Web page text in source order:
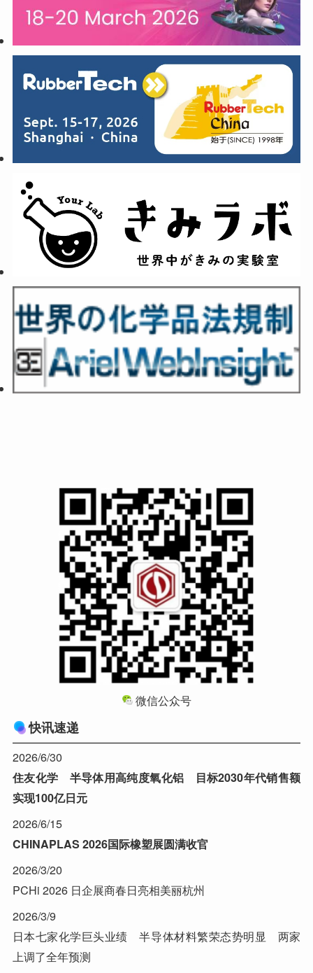
微信公众号
快讯速递
2026/6/30
住友化学 半导体用高纯度氧化铝 目标2030年代销售额
实现100亿日元
2026/6/15
CHINAPLAS 2026国际橡塑展圆满收官
2026/3/20
PCHi 2026 日企展商春日亮相美丽杭州
2026/3/9
日本七家化学巨头业绩 半导体材料繁荣态势明显 两家
上调了全年预测